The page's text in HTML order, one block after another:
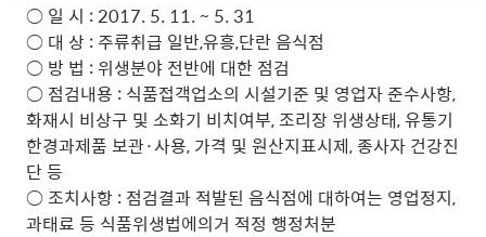
○ 일 시 : 2017. 5. 11. ~ 5. 31
○ 대 상 : 주류취급 일반,유흥,단란 음식점
○ 방 법 : 위생분야 전반에 대한 점검
○ 점검내용 : 식품접객업소의 시설기준 및 영업자 준수사항,
화재시 비상구 및 소화기 비치여부, 조리장 위생상태, 유통기
한경과제품 보관·사용, 가격 및 원산지표시제, 종사자 건강진
단 등
○ 조치사항 : 점검결과 적발된 음식점에 대하여는 영업정지,
과태료 등 식품위생법에의거 적정 행정처분